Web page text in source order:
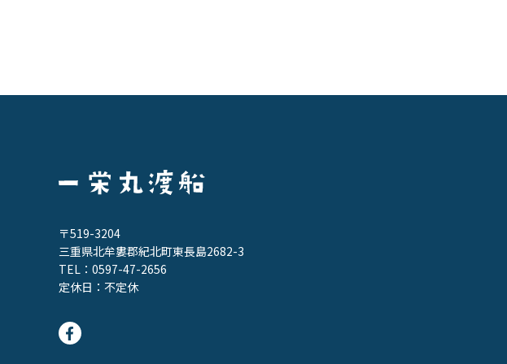
〒519-3204
三重県北牟婁郡紀北町東長島2682-3
TEL： 0597-47-2656
定休日：不定休